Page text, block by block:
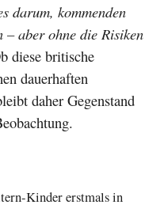
darum, kommenden
– aber ohne die Risiken
diese britische
dauerhaften
daher Gegenstand
Kinder erstmals in